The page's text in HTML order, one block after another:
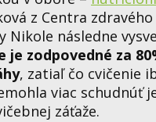
z Centra zdravého
Nikole následne
je zodpovedné za
, zatiaľ čo cvičenie
viac schudnúť
záťaže.